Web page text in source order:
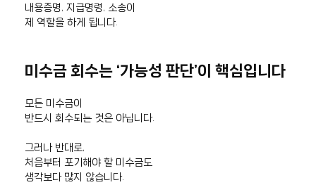
내용증명, 지급명령, 소송이
제 역할을 하게 됩니다.
미수금 회수는 ‘가능성 판단’이 핵심입니다
모든 미수금이
반드시 회수되는 것은 아닙니다.
그러나 반대로,
처음부터 포기해야 할 미수금도
생각보다 많지 않습니다.